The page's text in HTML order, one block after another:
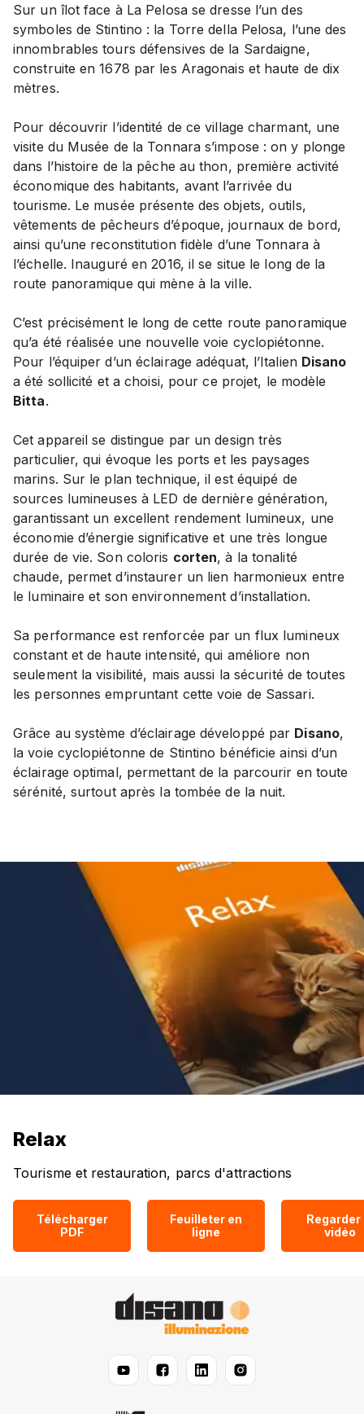
Sur un îlot face à La Pelosa se dresse l’un des
symboles de Stintino : la Torre della Pelosa, l’une des
innombrables tours défensives de la Sardaigne,
construite en 1678 par les Aragonais et haute de dix
mètres.
Pour découvrir l’identité de ce village charmant, une
visite du Musée de la Tonnara s’impose : on y plonge
dans l’histoire de la pêche au thon, première activité
économique des habitants, avant l’arrivée du
tourisme. Le musée présente des objets, outils,
vêtements de pêcheurs d’époque, journaux de bord,
ainsi qu’une reconstitution fidèle d’une Tonnara à
l’échelle. Inauguré en 2016, il se situe le long de la
route panoramique qui mène à la ville.
C’est précisément le long de cette route panoramique
qu’a été réalisée une nouvelle voie cyclopiétonne.
Pour l’équiper d’un éclairage adéquat, l’Italien Disano
a été sollicité et a choisi, pour ce projet, le modèle
Bitta.
Cet appareil se distingue par un design très
particulier, qui évoque les ports et les paysages
marins. Sur le plan technique, il est équipé de
sources lumineuses à LED de dernière génération,
garantissant un excellent rendement lumineux, une
économie d’énergie significative et une très longue
durée de vie. Son coloris corten, à la tonalité
chaude, permet d’instaurer un lien harmonieux entre
le luminaire et son environnement d’installation.
Sa performance est renforcée par un flux lumineux
constant et de haute intensité, qui améliore non
seulement la visibilité, mais aussi la sécurité de toutes
les personnes empruntant cette voie de Sassari.
Grâce au système d’éclairage développé par Disano,
la voie cyclopiétonne de Stintino bénéficie ainsi d’un
éclairage optimal, permettant de la parcourir en toute
sérénité, surtout après la tombée de la nuit.
Relax
Tourisme et restauration, parcs d'attractions
Télécharger
PDF
Feuilleter en
ligne
Regarder
vidéo